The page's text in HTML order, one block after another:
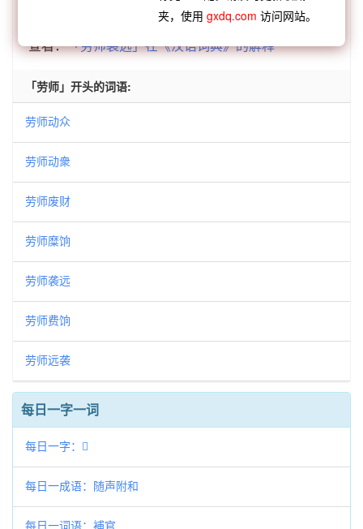
「劳师袭远」的典故、劳师袭远成语故事
查看：「劳师袭远」在《汉语词典》的解释
「劳师」开头的词语:
劳师动众
劳师动衆
劳师废财
劳师糜饷
劳师袭远
劳师费饷
劳师远袭
每日一字一词
每日一字：𢲰
每日一成语：随声附和
每日一词语：補官
夹，使用gxdq.com 访问网站。